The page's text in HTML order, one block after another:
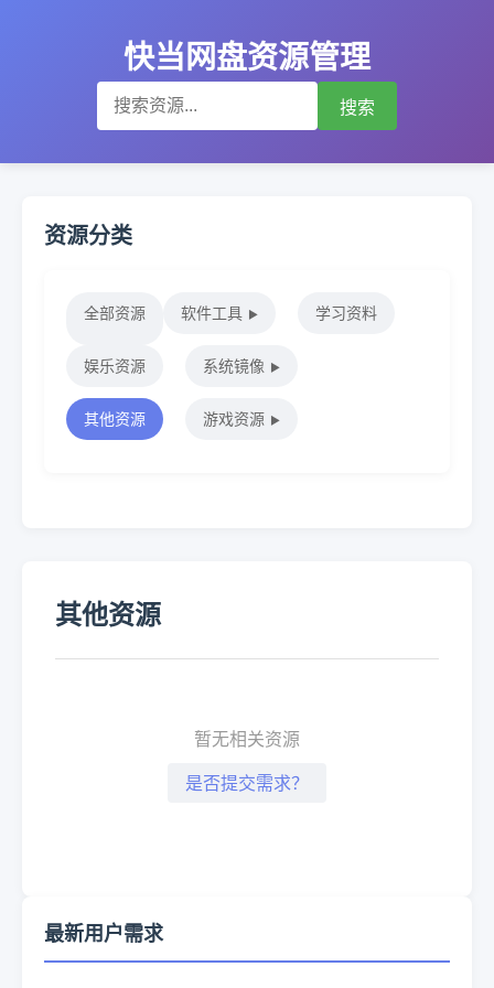
快当网盘资源管理
搜索
资源分类
全部资源 软件工具 ▶ 学习资料
娱乐资源 系统镜像 ▶
其他资源 游戏资源 ▶
其他资源
暂无相关资源
是否提交需求？
最新用户需求